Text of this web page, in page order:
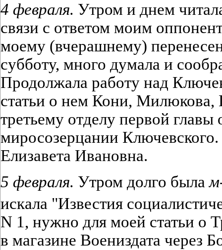
4 февраля. Утром и днем
связи с ответом моим
моему (вчерашнему)
субботу, много думала и
Продолжала работу над
статьи о нем Кони, Милюкова,
третьему отделу первой главы
миросозерцании
Елизавета Ивановна.
5 февраля. Утром долго была
искала "Известия
N 1, нужно для моей статьи о
в магазине Воениздата через